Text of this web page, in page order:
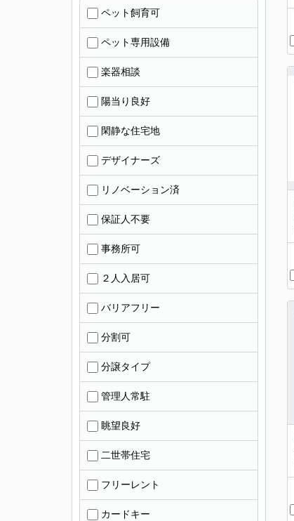
ペット飼育可
ペット専用設備
楽器相談
陽当り良好
閑静な住宅地
デザイナーズ
リノベーション済
保証人不要
事務所可
２人入居可
バリアフリー
分割可
分譲タイプ
管理人常駐
眺望良好
二世帯住宅
フリーレント
カードキー